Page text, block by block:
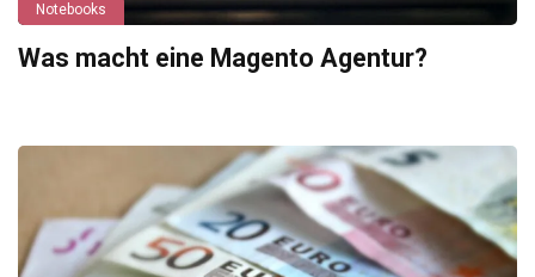
Notebooks
Was macht eine Magento Agentur?